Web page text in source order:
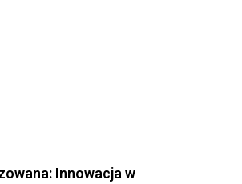
Innowacja w